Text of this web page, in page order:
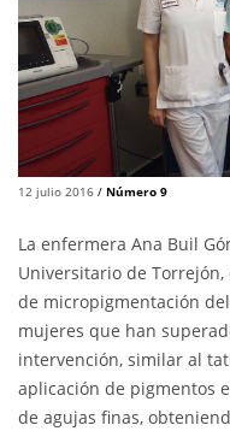
12 julio 2016 / Número 9
La enfermera Ana Buil
Universitario de
de micropigmentación
mujeres que han
intervención, similar al
aplicación de pigmentos
de agujas finas,